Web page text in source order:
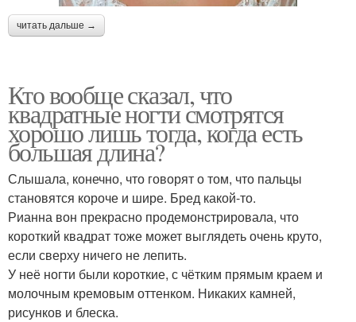
читать дальше →
Кто вообще сказал, что
квадратные ногти смотрятся
хорошо лишь тогда, когда есть
большая длина?
Слышала, конечно, что говорят о том, что пальцы
становятся короче и шире. Бред какой-то.
Рианна вон прекрасно продемонстрировала, что
короткий квадрат тоже может выглядеть очень круто,
если сверху ничего не лепить.
У неё ногти были короткие, с чётким прямым краем и
молочным кремовым оттенком. Никаких камней,
рисунков и блеска.